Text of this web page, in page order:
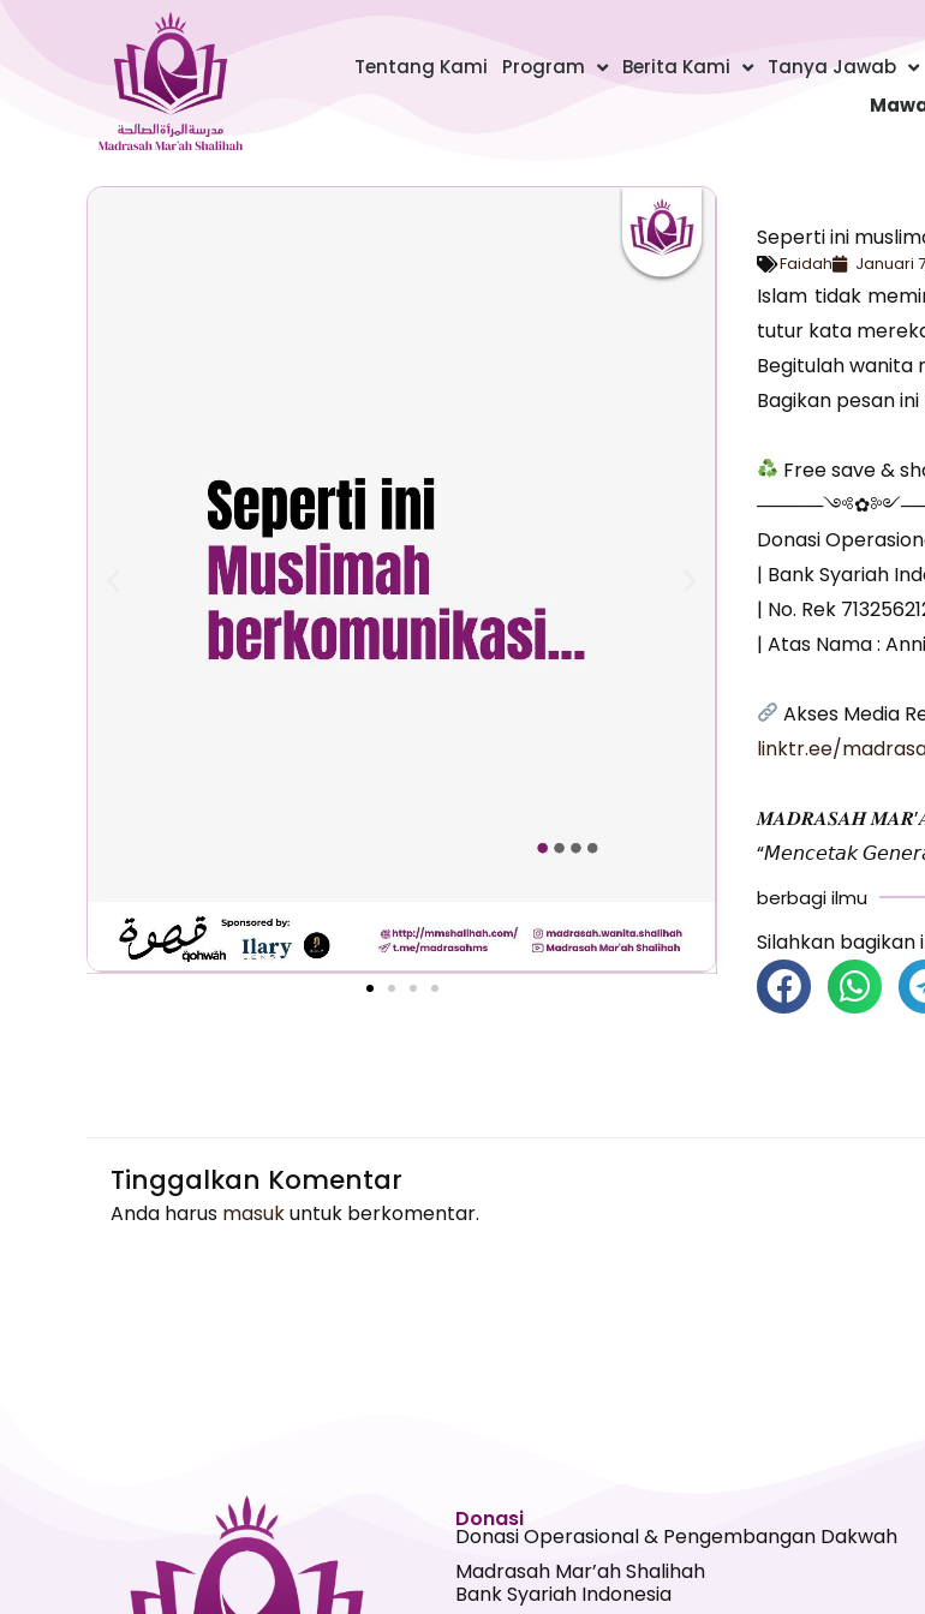
Tentang Kami Program Berita Kami Tanya Jawab
Seperti ini
Faidah Januari
Islam tidak
tutur kata
Begitulah wanita
Bagikan pesan
Free save &
Donasi
| Bank Syariah
| No. Rek
| Atas Nama :
Akses Media
linktr.ee/
𝑴𝑨𝑫𝑹𝑨𝑺𝑨𝑯
“𝘔𝘦𝘯𝘤𝘦𝘵𝘢𝘬
berbagi ilmu
Silahkan bagikan
Tinggalkan Komentar
Anda harus masukuntuk berkomentar.
Donasi
Donasi Operasional & Pengembangan Dakwah
Madrasah Mar’ah Shalihah
Bank Syariah Indonesia